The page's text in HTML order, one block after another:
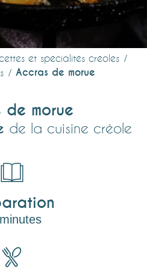
et spécialités créoles
Accras de morue
de morue
de la cuisine créole